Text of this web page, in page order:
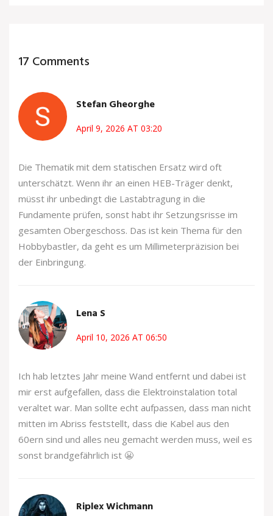
17 Comments
Stefan Gheorghe
April 9, 2026 AT 03:20
Die Thematik mit dem statischen Ersatz wird oft
unterschätzt. Wenn ihr an einen HEB-Träger denkt,
müsst ihr unbedingt die Lastabtragung in die
Fundamente prüfen, sonst habt ihr Setzungsrisse im
gesamten Obergeschoss. Das ist kein Thema für den
Hobbybastler, da geht es um Millimeterpräzision bei
der Einbringung.
Lena S
April 10, 2026 AT 06:50
Ich hab letztes Jahr meine Wand entfernt und dabei ist
mir erst aufgefallen, dass die Elektroinstalation total
veraltet war. Man sollte echt aufpassen, dass man nicht
mitten im Abriss feststellt, dass die Kabel aus den
60ern sind und alles neu gemacht werden muss, weil es
sonst brandgefährlich ist 😬
Riplex Wichmann